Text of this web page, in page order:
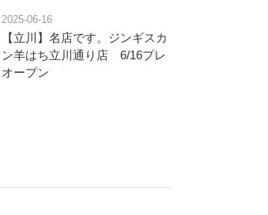
2025-06-16
【立川】名店です。ジンギスカ
ン羊はち立川通り店 6/16プレ
オープン